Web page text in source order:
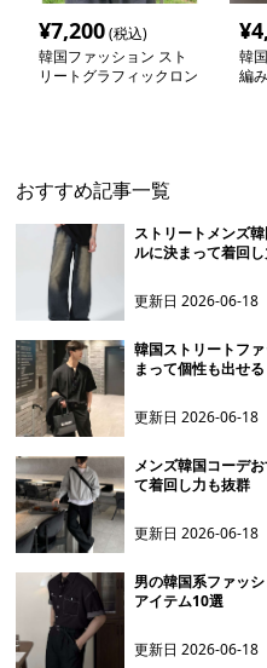
¥7,200(税込)
韓国ファッション スト
リートグラフィックロン
¥
韓
編
おすすめ記事一覧
ストリートメンズ
ルに決まって着回
更新日2026-06-18
韓国ストリートフ
まって個性も出せる
更新日2026-06-18
メンズ韓国コーデ
て着回し力も抜群
更新日2026-06-18
男の韓国系ファッ
アイテム10選
更新日2026-06-18